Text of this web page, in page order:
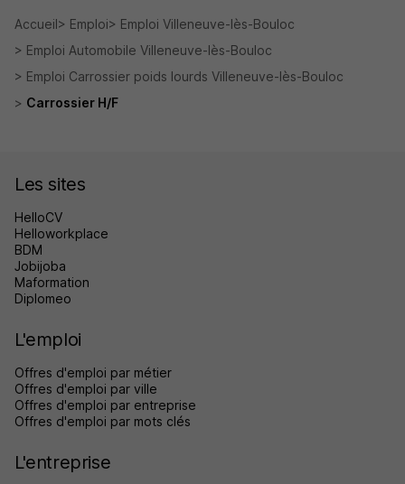
Accueil Emploi
Emploi Villeneuve-lès-Bouloc
Emploi Automobile Villeneuve-lès-Bouloc
Emploi Carrossier poids lourds Villeneuve-lès-Bouloc
Carrossier H/F
Les sites
HelloCV
Helloworkplace
BDM
Jobijoba
Maformation
Diplomeo
L'emploi
Offres d'emploi par métier
Offres d'emploi par ville
Offres d'emploi par entreprise
Offres d'emploi par mots clés
L'entreprise